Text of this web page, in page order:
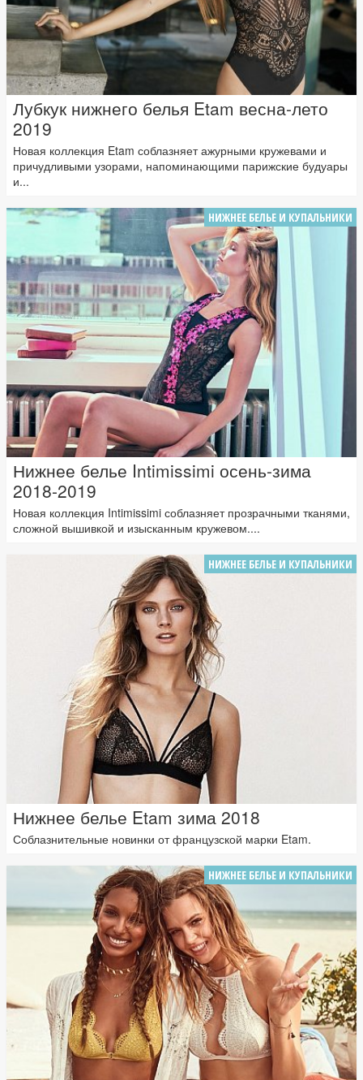
Лубкук нижнего белья Etam весна-лето
2019
Новая коллекция Etam соблазняет ажурными кружевами и
причудливыми узорами, напоминающими парижские будуары
и...
НИЖНЕЕ БЕЛЬЕ И КУПАЛЬНИКИ
Нижнее белье Intimissimi осень-зима
2018-2019
Новая коллекция Intimissimi соблазняет прозрачными тканями,
сложной вышивкой и изысканным кружевом....
НИЖНЕЕ БЕЛЬЕ И КУПАЛЬНИКИ
Нижнее белье Etam зима 2018
Соблазнительные новинки от французской марки Etam.
НИЖНЕЕ БЕЛЬЕ И КУПАЛЬНИКИ